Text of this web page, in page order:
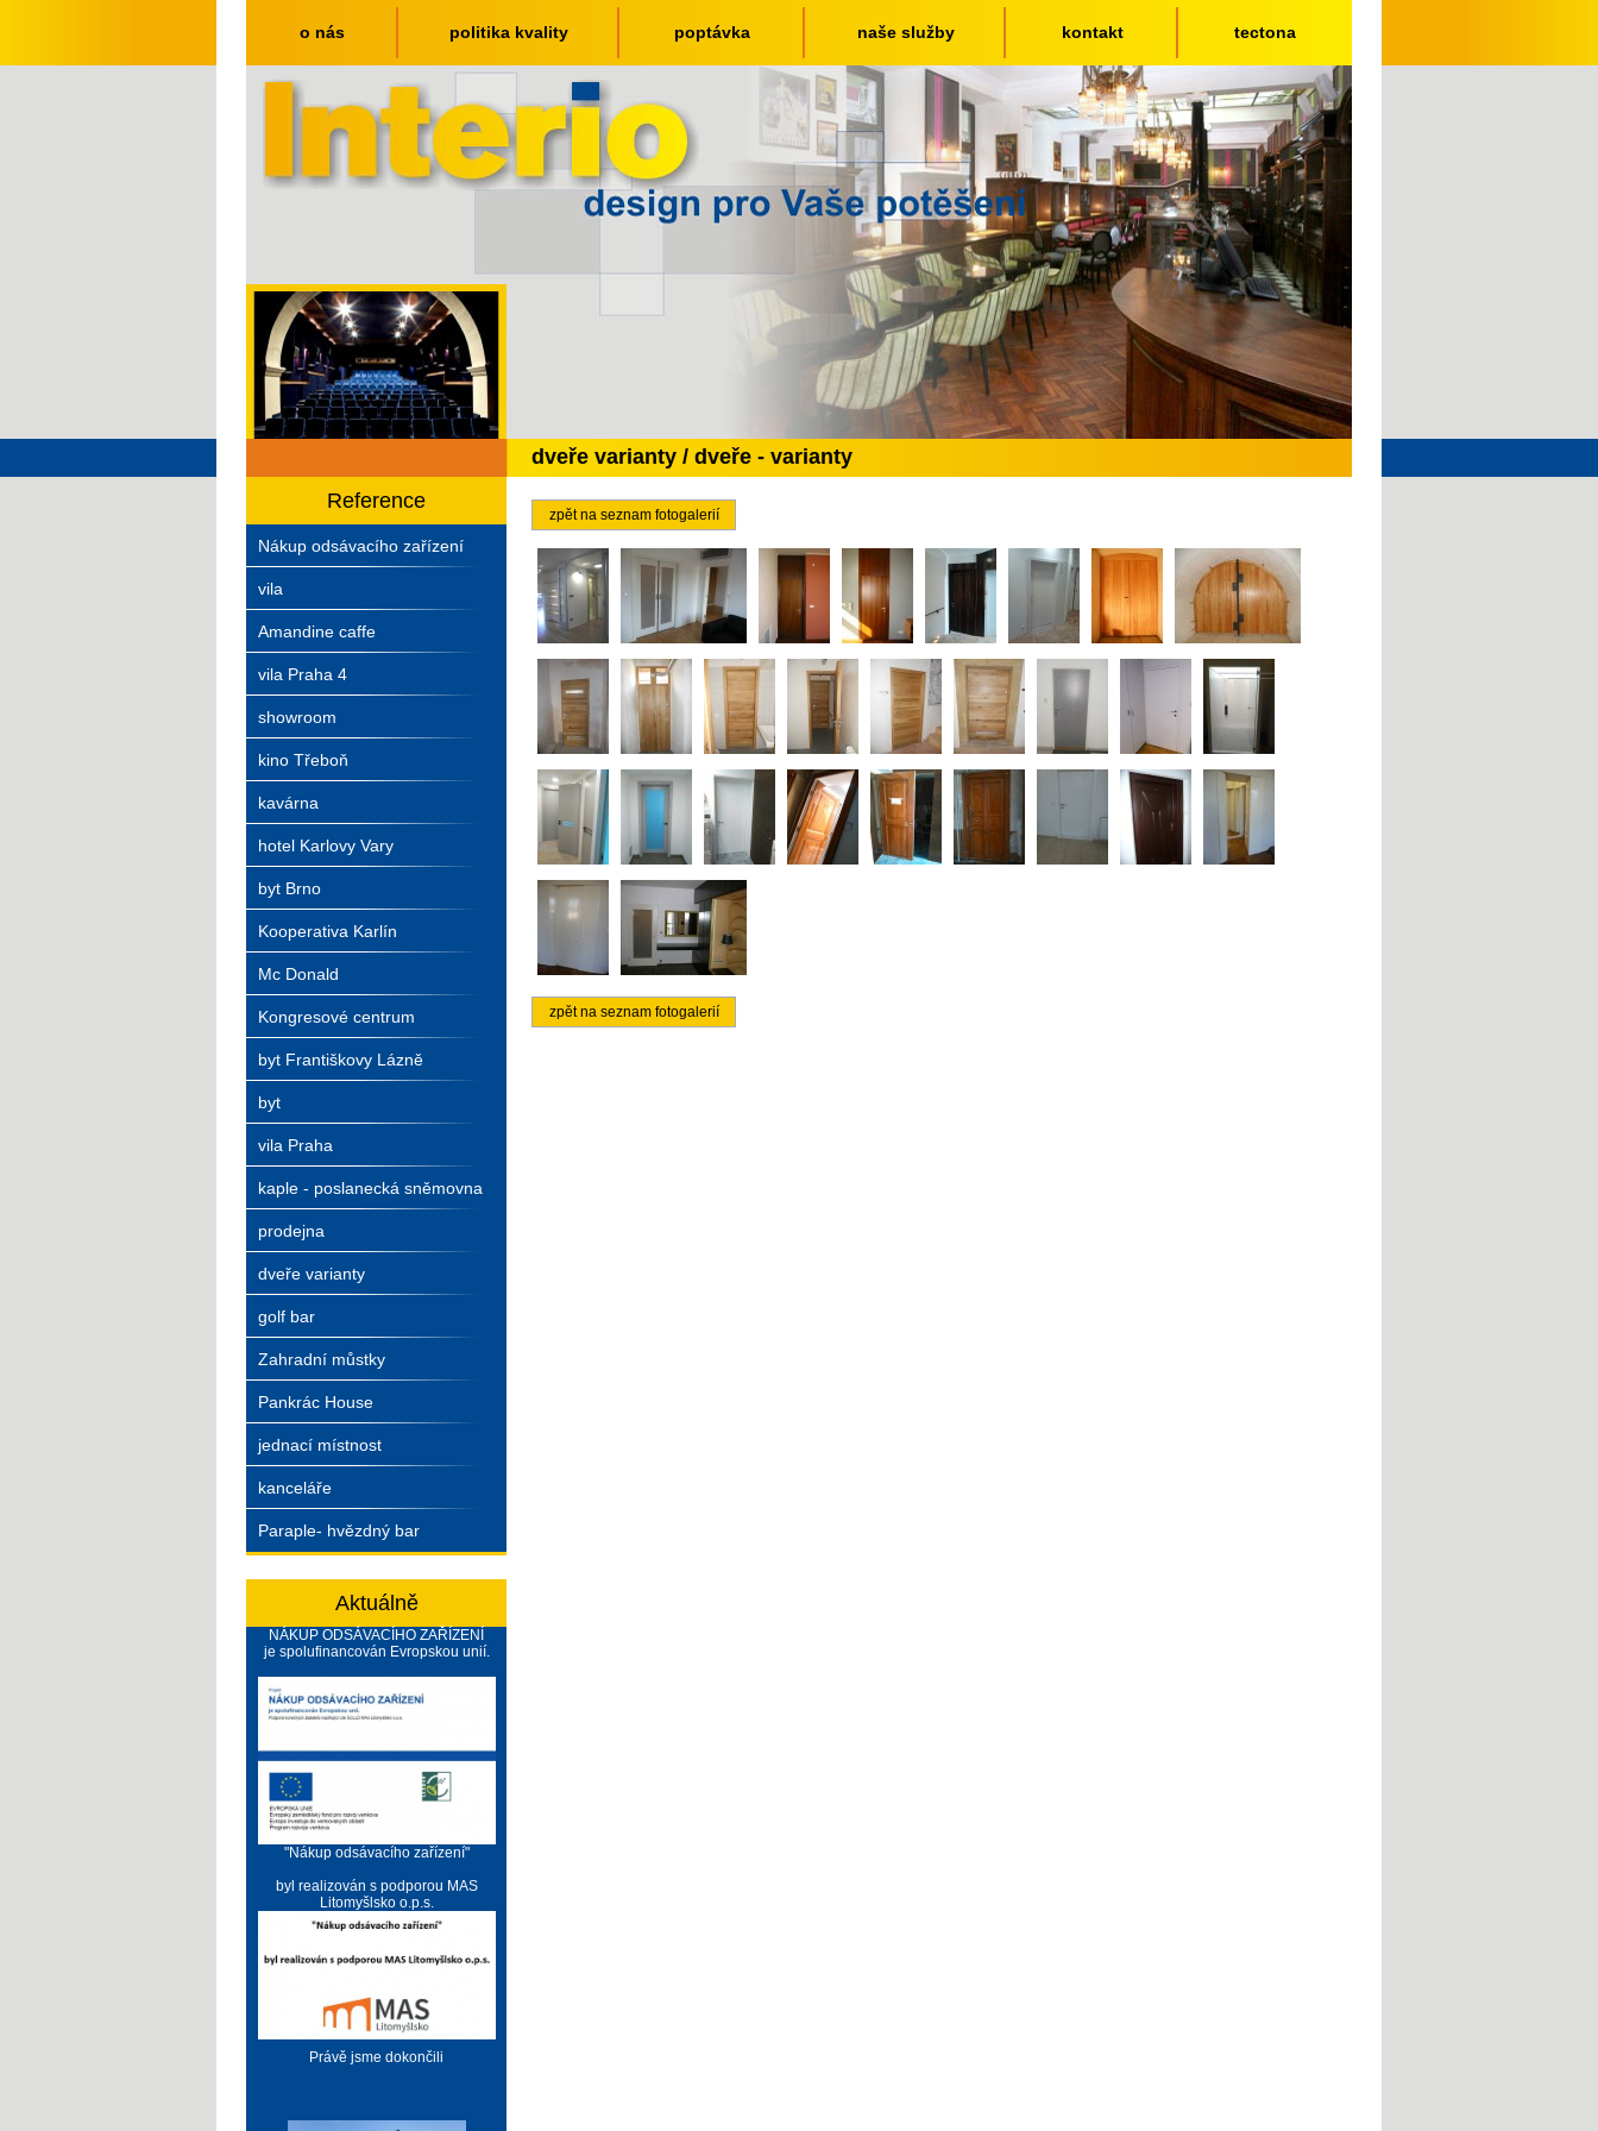
o nás politika kvality poptávka naše služby kontakt tectona
Reference
Nákup odsávacího zařízení
vila
Amandine caffe
vila Praha 4
showroom
kino Třeboň
kavárna
hotel Karlovy Vary
byt Brno
Kooperativa Karlín
Mc Donald
Kongresové centrum
byt Františkovy Lázně
byt
vila Praha
kaple - poslanecká sněmovna
prodejna
dveře varianty
golf bar
Zahradní můstky
Pankrác House
jednací místnost
kanceláře
Paraple- hvězdný bar
Aktuálně
NÁKUP ODSÁVACÍHO ZAŘÍZENÍ
je spolufinancován Evropskou unií.
"Nákup odsávacího zařízení"
byl realizován s podporou MAS
Litomyšlsko o.p.s.
Právě jsme dokončili
dveře varianty / dveře - varianty
zpět na seznam fotogalerií
zpět na seznam fotogalerií